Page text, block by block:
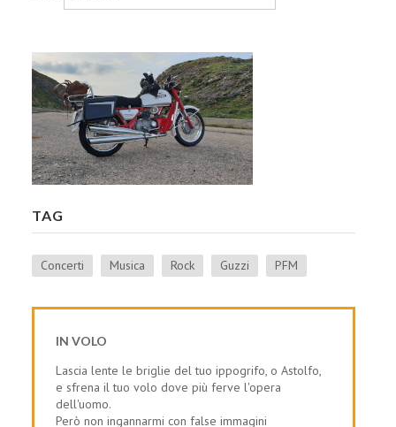
TAG
Concerti Musica Rock Guzzi PFM
IN VOLO
Lascia lente le briglie del tuo ippogrifo, o Astolfo,
e sfrena il tuo volo dove più ferve l'opera
dell'uomo.
Però non ingannarmi con false immagini